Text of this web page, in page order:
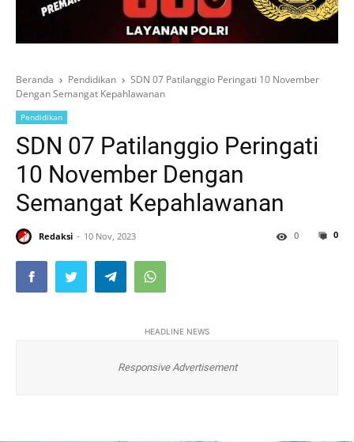
Beranda Pendidikan
SDN 07 Patilanggio Peringati 10 November
Dengan Semangat Kepahlawanan
Pendidikan
SDN 07 Patilanggio Peringati
10 November Dengan
Semangat Kepahlawanan
Redaksi 10 Nov, 2023 0
0
HEADLINE NEWS
Responsive Advertisement